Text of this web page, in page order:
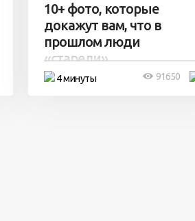
10+ фото, которые
докажут вам, что в
прошлом люди
«старели» ...
4 минуты 91650